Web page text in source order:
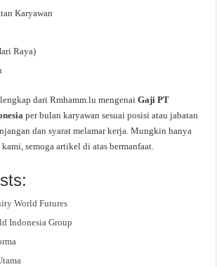
Karyawan
Raya)
dari Rmhamm.lu mengenaiGaji PT
per bulan karyawan sesuai posisi atau jabatan
dan syarat melamar kerja. Mungkin hanya
semoga artikel di atas bermanfaat.
World Futures
Indonesia Group